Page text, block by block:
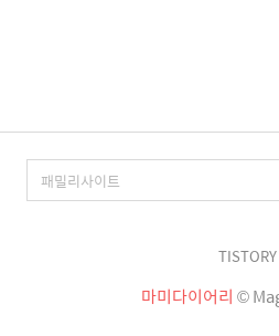
TISTORY
마미다이어리 ©